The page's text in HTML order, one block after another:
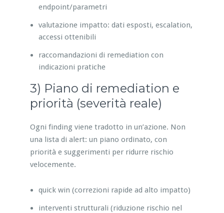
endpoint/parametri
valutazione impatto: dati esposti, escalation,
accessi ottenibili
raccomandazioni di remediation con
indicazioni pratiche
3) Piano di remediation e
priorità (severità reale)
Ogni finding viene tradotto in un’azione. Non
una lista di alert: un piano ordinato, con
priorità e suggerimenti per ridurre rischio
velocemente.
quick win (correzioni rapide ad alto impatto)
interventi strutturali (riduzione rischio nel